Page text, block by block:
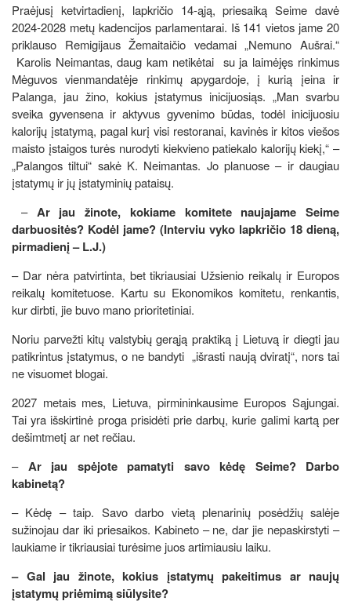
Praėjusį ketvirtadienį, lapkričio 14-ąją, priesaiką Seime davė
2024-2028 metų kadencijos parlamentarai. Iš 141 vietos jame 20
priklauso Remigijaus Žemaitaičio vedamai „Nemuno Aušrai.“
Karolis Neimantas, daug kam netikėtai su ja laimėjęs rinkimus
Mėguvos vienmandatėje rinkimų apygardoje, į kurią įeina ir
Palanga, jau žino, kokius įstatymus inicijuosiąs. „Man svarbu
sveika gyvensena ir aktyvus gyvenimo būdas, todėl inicijuosiu
kalorijų įstatymą, pagal kurį visi restoranai, kavinės ir kitos viešos
maisto įstaigos turės nurodyti kiekvieno patiekalo kalorijų kiekį,“ –
„Palangos tiltui“ sakė K. Neimantas. Jo planuose – ir daugiau
įstatymų ir jų įstatyminių pataisų.
–Ar jau žinote, kokiame komitete naujajame Seime
darbuositės? Kodėl jame? (Interviu vyko lapkričio 18 dieną,
pirmadienį – L.J.)
– Dar nėra patvirtinta, bet tikriausiai Užsienio reikalų ir Europos
reikalų komitetuose. Kartu su Ekonomikos komitetu, renkantis,
kur dirbti, jie buvo mano prioritetiniai.
Noriu parvežti kitų valstybių gerąją praktiką į Lietuvą ir diegti jau
patikrintus įstatymus, o ne bandyti „išrasti naują dviratį“, nors tai
ne visuomet blogai.
2027 metais mes, Lietuva, pirmininkausime Europos Sąjungai.
Tai yra išskirtinė proga prisidėti prie darbų, kurie galimi kartą per
dešimtmetį ar net rečiau.
–Ar jau spėjote pamatyti savo kėdę Seime? Darbo
kabinetą?
– Kėdę – taip. Savo darbo vietą plenarinių posėdžių salėje
sužinojau dar iki priesaikos. Kabineto – ne, dar jie nepaskirstyti –
laukiame ir tikriausiai turėsime juos artimiausiu laiku.
– Gal jau žinote, kokius įstatymų pakeitimus ar naujų
įstatymų priėmimą siūlysite?